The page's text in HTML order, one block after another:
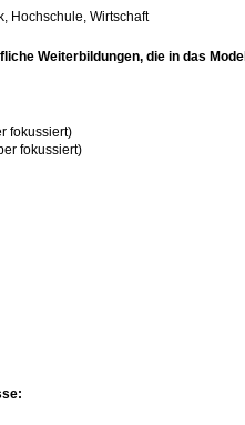
Hochschule, Wirtschaft
Weiterbildungen, die in das Modell
fokussiert)
fokussiert)